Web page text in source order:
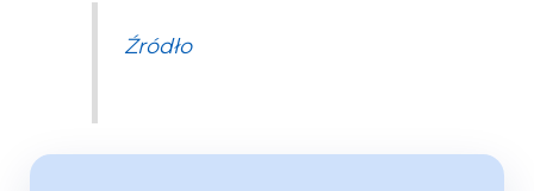
Źródło